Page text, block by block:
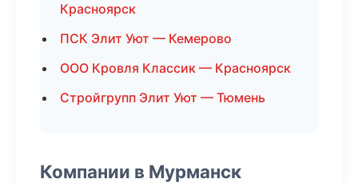
Красноярск
ПСК Элит Уют — Кемерово
ООО Кровля Классик — Красноярск
Стройгрупп Элит Уют — Тюмень
Компании в Мурманск